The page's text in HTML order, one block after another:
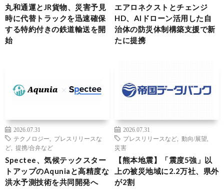
丸和通運とJR貨物、災害予見
時に代替トラックを迅速確保
する特約付きの鉄道輸送を開
始
エアロネクストとチェンジ
HD、AIドローン活用した自
治体の防災体制構築支援で新
たに提携
2026.07.31
テクノロジー
プレスリリースな
ど
提携/合弁など
Spectee、気候テックスター
トアップのAquniaと高精度な
洪水予測技術を共同開発へ
2026.07.31
プレスリリースなど
動向/展望
災害
【熊本地震】「震度5強」以
上の被災地域に2.2万社、県外
が2割